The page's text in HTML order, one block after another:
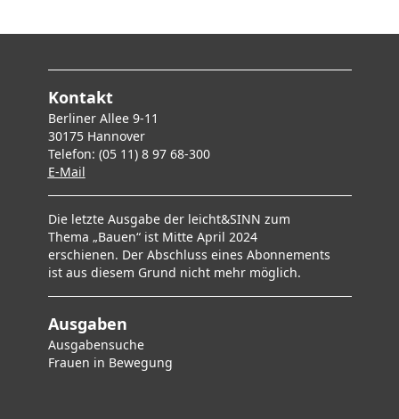
Kontakt
Berliner Allee 9-11
30175 Hannover
Telefon: (05 11) 8 97 68-300
E-Mail
Die letzte Ausgabe der leicht&SINN zum
Thema „Bauen“ ist Mitte April 2024
erschienen. Der Abschluss eines Abonnements
ist aus diesem Grund nicht mehr möglich.
Ausgaben
Ausgabensuche
Frauen in Bewegung